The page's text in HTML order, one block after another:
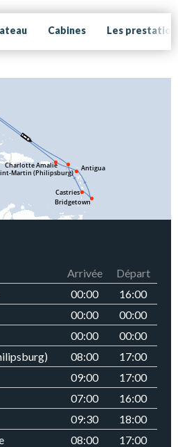
Cabines Les
Arrivée
Départ
00:00
16:00
00:00
00:00
00:00
00:00
08:00
17:00
09:00
17:00
07:00
16:00
09:30
18:00
08:00
17:00